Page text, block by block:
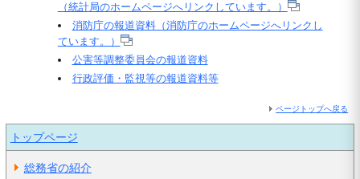
（統計局のホームページへリンクしています。）
消防庁の報道資料（消防庁のホームページへリンクし
ています。）
公害等調整委員会の報道資料
行政評価・監視等の報道資料等
ページトップへ戻る
トップページ
総務省の紹介